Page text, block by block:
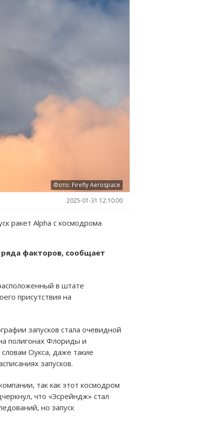
Фото: Firefly Aerospace
2025-01-31 12:10:00
ракет Alpha с космодрома
ряда факторов, сообщает
в штате
присутствия на
запусков стала очевидной
полигонах Флориды и
Оукса, даже такие
запусков.
так как этот космодром
что «Эсрейндж» стал
но запуск